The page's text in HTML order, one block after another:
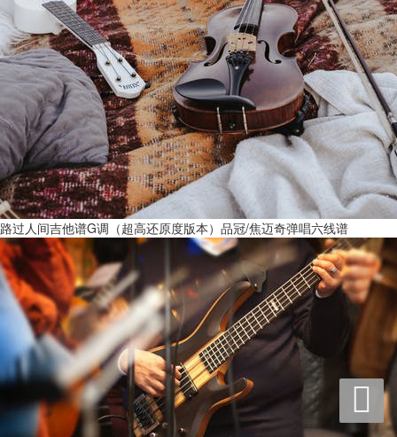
路过人间吉他谱G调（超高还原度版本）品冠/焦迈奇弹唱六线谱
